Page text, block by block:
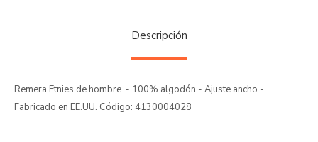
Descripción
Remera Etnies de hombre. - 100% algodón - Ajuste ancho -
Fabricado en EE.UU. Código: 4130004028